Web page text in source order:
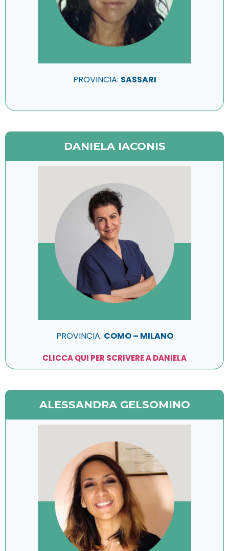
PROVINCIA: SASSARI
DANIELA IACONIS
PROVINCIA: COMO – MILANO
CLICCA QUI PER SCRIVERE ADANIELA
ALESSANDRA GELSOMINO